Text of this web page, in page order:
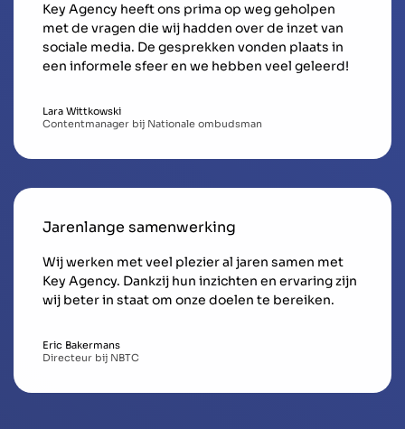
Key Agency heeft ons prima op weg geholpen
met de vragen die wij hadden over de inzet van
sociale media. De gesprekken vonden plaats in
een informele sfeer en we hebben veel geleerd!
Lara Wittkowski
Contentmanager bij Nationale ombudsman
Jarenlange samenwerking
Wij werken met veel plezier al jaren samen met
Key Agency. Dankzij hun inzichten en ervaring zijn
wij beter in staat om onze doelen te bereiken.
Eric Bakermans
Directeur bij NBTC